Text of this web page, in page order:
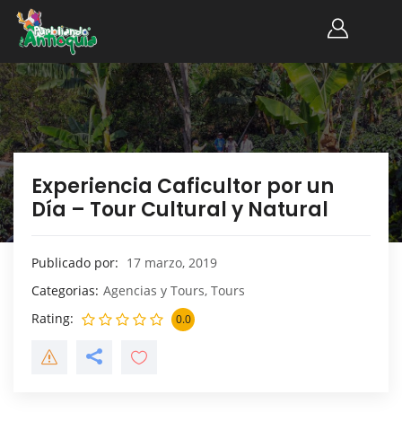
Experiencia Caficultor por un
Día – Tour Cultural y Natural
Publicado por
17 marzo, 2019
Categorias Agencias y Tours, Tours
Rating
0.0